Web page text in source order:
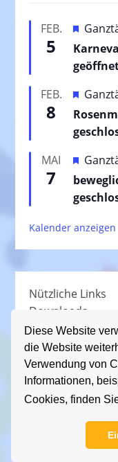
Diese Website
die Website
Verwendung von
Informationen,
Cookies, finden
FEB.
5
H
e
r
o
r
g
h
o
b
n
FEB.
8
H
e
r
o
r
g
h
o
n
MAI
7
H
e
r
o
r
h
o
b
e
n
Kalender anzeigen
Nützliche Links
Downloads
Schullied